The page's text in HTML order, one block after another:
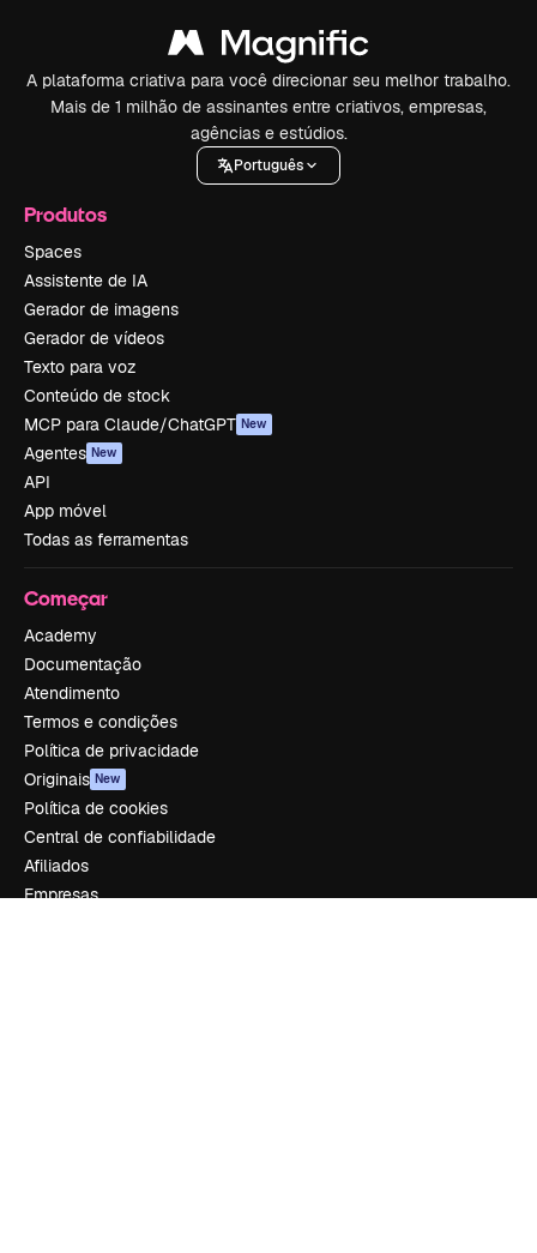
A plataforma criativa para você direcionar seu melhor trabalho.
Mais de 1 milhão de assinantes entre criativos, empresas,
agências e estúdios.
Português
Produtos
Spaces
Assistente de IA
Gerador de imagens
Gerador de vídeos
Texto para voz
Conteúdo de stock
MCP para Claude/ChatGPT New
Agentes New
API
App móvel
Todas as ferramentas
Começar
Academy
Documentação
Atendimento
Termos e condições
Política de privacidade
Originais New
Política de cookies
Central de confiabilidade
Afiliados
Empresas